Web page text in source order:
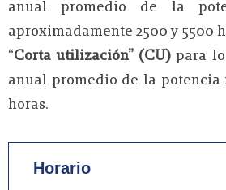
anual promedio de la
aproximadamente 2500 y 5500
“Corta utilización” (CU) para
anual promedio de la potencia
horas.
Horario